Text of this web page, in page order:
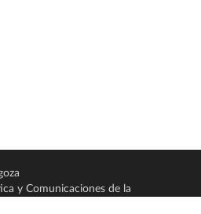
y Comunicaciones de la